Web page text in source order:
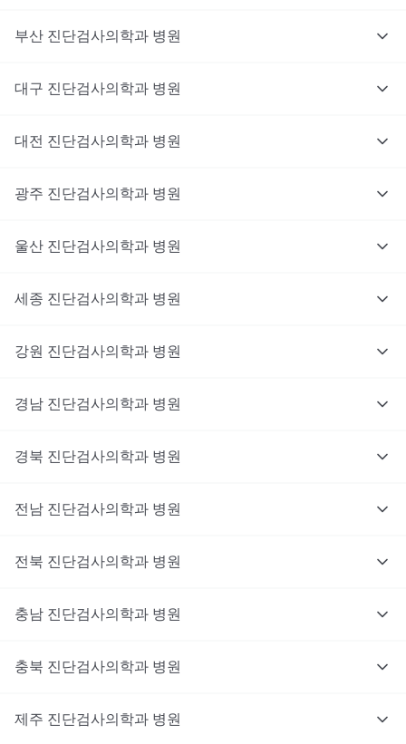
부산 진단검사의학과 병원
대구 진단검사의학과 병원
대전 진단검사의학과 병원
광주 진단검사의학과 병원
울산 진단검사의학과 병원
세종 진단검사의학과 병원
강원 진단검사의학과 병원
경남 진단검사의학과 병원
경북 진단검사의학과 병원
전남 진단검사의학과 병원
전북 진단검사의학과 병원
충남 진단검사의학과 병원
충북 진단검사의학과 병원
제주 진단검사의학과 병원
대기없이 진료를 받고 싶으신가요?